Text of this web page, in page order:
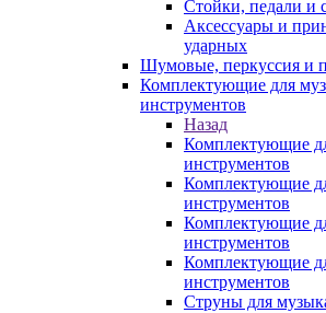
Стойки, педали и
Аксессуары и
ударных
Шумовые, перкуссия и
Комплектующие для
инструментов
Назад
Комплектующие
инструментов
Комплектующие
инструментов
Комплектующие
инструментов
Комплектующие
инструментов
Струны для